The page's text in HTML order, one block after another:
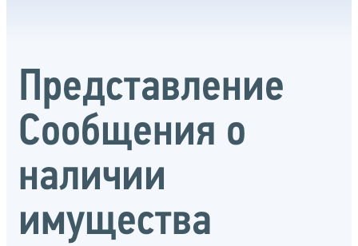
Представление
Сообщения о
наличии
имущества